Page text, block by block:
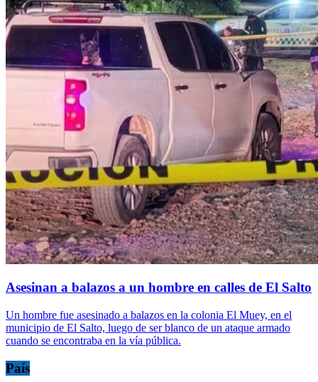
Asesinan a balazos a un hombre en calles de El Salto
Un hombre fue asesinado a balazos en la colonia El Muey, en el
municipio de El Salto, luego de ser blanco de un ataque armado
cuando se encontraba en la vía pública.
País